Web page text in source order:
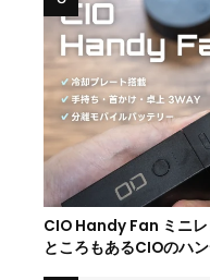
CIO Handy Fan ミニ
ところもあるCIOのハ